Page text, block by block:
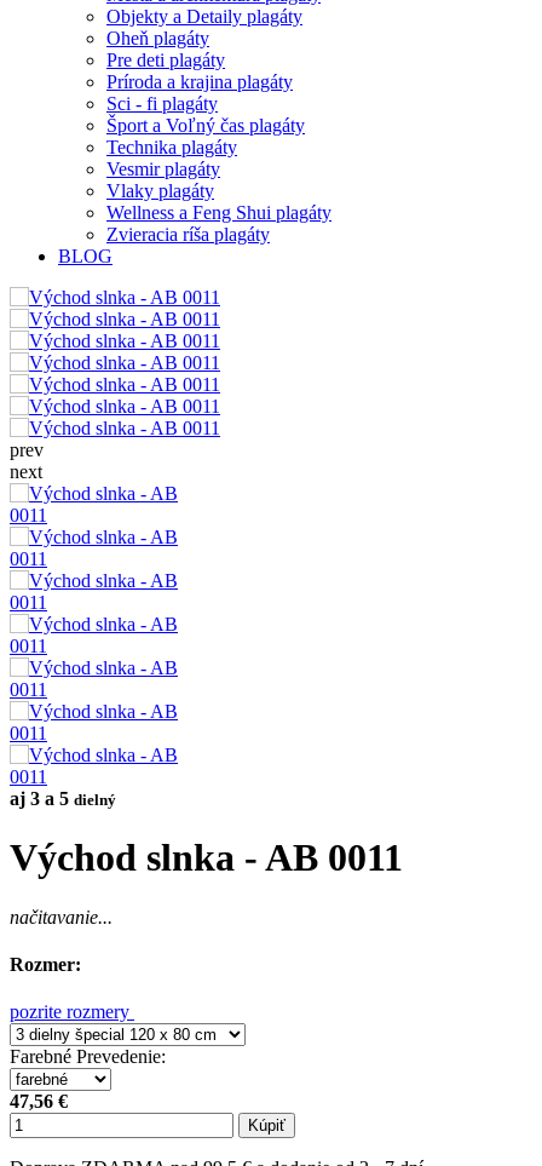
Objekty a Detaily plagáty
Oheň plagáty
Pre deti plagáty
Príroda a krajina plagáty
Sci - fi plagáty
Šport a Voľný čas plagáty
Technika plagáty
Vesmir plagáty
Vlaky plagáty
Wellness a Feng Shui plagáty
Zvieracia ríša plagáty
BLOG
prev
next
aj 3 a 5 dielný
Východ slnka - AB 0011
načitavanie...
Rozmer:
pozrite rozmery
Farebné Prevedenie:
47,56 €
Kúpiť